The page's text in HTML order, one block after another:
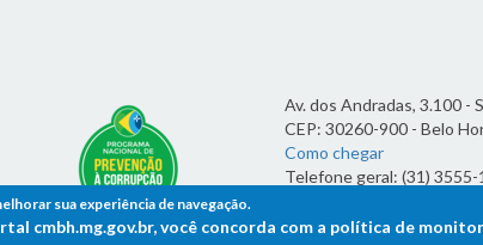
Av. dos Andradas, 3.100 -
CEP: 30260-900 - Belo
Como chegar
Telefone geral: (31)
7h às 19h
sua experiência de navegação.
cmbh.mg.gov.br, você concorda com a política de